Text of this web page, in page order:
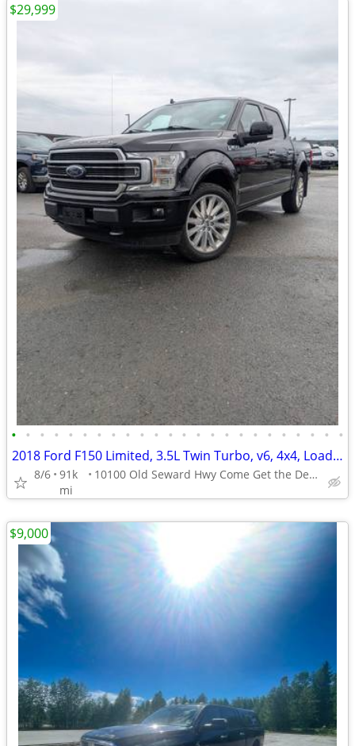
• • • • • • • • • • • • • • • • • • • • • • • •
2018 Ford F150 Limited, 3.5L Twin Turbo, v6, 4x4, Loaded, New Tires!!!
8/6 91k
mi
10100 Old Seward Hwy Come Get the Dependable Deal!!
$29,999
$9,000